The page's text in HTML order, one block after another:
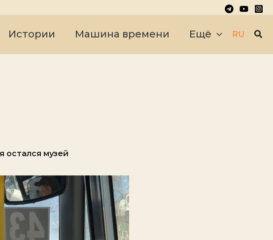
Истории Машина времени Ещё RU
остался музей